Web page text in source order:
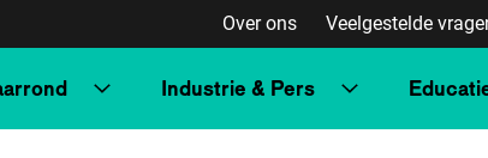
Over ons Veelgestelde
Industrie & Pers